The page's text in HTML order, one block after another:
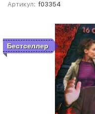
Артикул: f03354
Бестселлер